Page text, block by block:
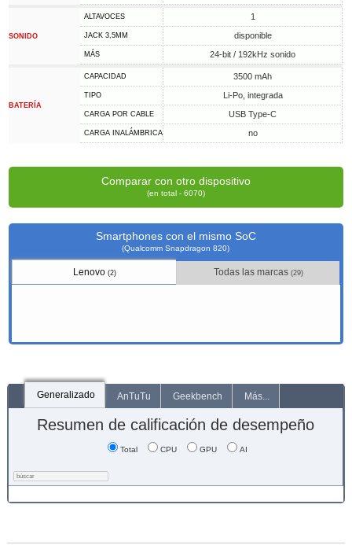
SONIDO
ALTAVOCES 1
JACK 3,5MM disponible
MÁS 24-bit / 192kHz sonido
BATERÍA
CAPACIDAD 3500 mAh
TIPO Li-Po, integrada
CARGA POR CABLE USB Type-C
CARGA INALÁMBRICA no
Comparar con otro dispositivo
(en total - 6070)
Smartphones con el mismo SoC
(Qualcomm Snapdragon 820)
Lenovo (2) Todas las marcas (29)
Generalizado AnTuTu Geekbench Más...
Resumen de calificación de desempeño
Total CPU GPU AI